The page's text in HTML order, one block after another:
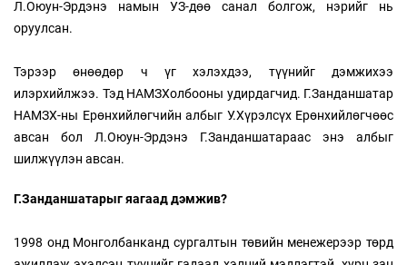
Л.Оюун-Эрдэнэ намын УЗ-дөө санал болгож, нэрийг нь
оруулсан.
Тэрээр өнөөдөр ч үг хэлэхдээ, түүнийг дэмжихээ
илэрхийлжээ. Тэд НАМЗХолбооны удирдагчид. Г.Занданшатар
НАМЗХ-ны Ерөнхийлөгчийн албыг У.Хүрэлсүх Ерөнхийлөгчөөс
авсан бол Л.Оюун-Эрдэнэ Г.Занданшатараас энэ албыг
шилжүүлэн авсан.
Г.Занданшатарыг яагаад дэмжив?
1998 онд Монголбанканд сургалтын төвийн менежерээр төрд